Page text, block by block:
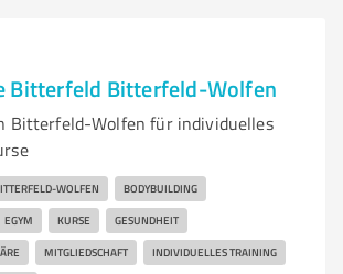
Bitterfeld Bitterfeld-Wolfen
Bitterfeld-Wolfen für individuelles
WOLFEN BODYBUILDING
EGYM KURSE GESUNDHEIT
MITGLIEDSCHAFT INDIVIDUELLES TRAINING